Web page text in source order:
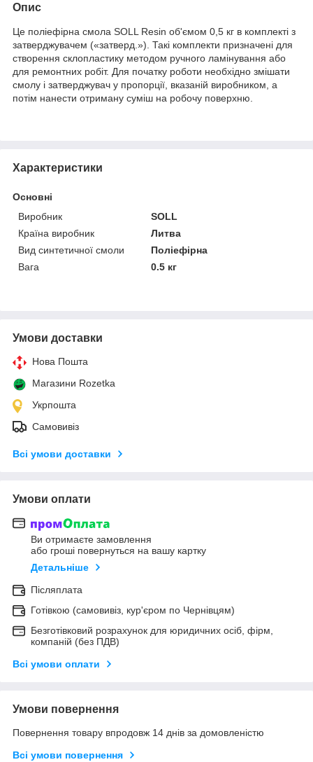
Опис
Це поліефірна смола SOLL Resin об'ємом 0,5 кг в комплекті з
затверджувачем («затверд.»). Такі комплекти призначені для
створення склопластику методом ручного ламінування або
для ремонтних робіт. Для початку роботи необхідно змішати
смолу і затверджувач у пропорції, вказаній виробником, а
потім нанести отриману суміш на робочу поверхню.
Характеристики
Основні
Виробник
SOLL
Країна виробник
Литва
Вид синтетичної смоли
Поліефірна
Вага
0.5 кг
Умови доставки
Нова Пошта
Магазини Rozetka
Укрпошта
Самовивіз
Всі умови доставки
Умови оплати
Ви отримаєте замовлення
або гроші повернуться на вашу картку
Детальніше
Післяплата
Готівкою (самовивіз, кур'єром по Чернівцям)
Безготівковий розрахунок для юридичних осіб, фірм,
компаній (без ПДВ)
Всі умови оплати
Умови повернення
Повернення товару впродовж 14 днів за домовленістю
Всі умови повернення